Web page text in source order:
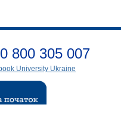
0 800 305 007